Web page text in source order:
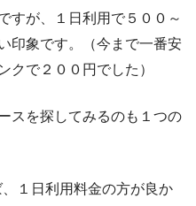
すが、１日利用で５００～
印象です。（今まで一番安
クで２００円でした）
スを探してみるのも１つの
１日利用料金の方が良か